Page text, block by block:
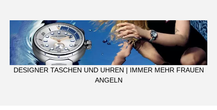
content
DESIGNER TASCHEN UND UHREN | IMMER MEHR FRAUEN
ANGELN